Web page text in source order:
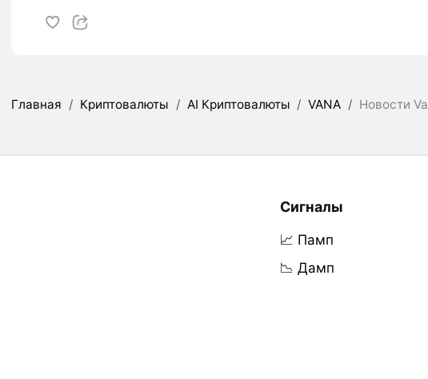
Главная / Криптовалюты / AI Криптовалюты / VANA / Новости
Сигналы
📈 Памп
📉 Дамп